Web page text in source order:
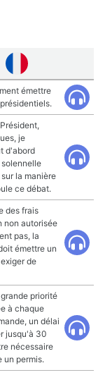
émettre
je
d'abord
la manière
ce débat.
des frais
non autorisée
pas, la
émettre un
de
priorité
à chaque
un délai
jusqu'à 30
nécessaire
un permis.